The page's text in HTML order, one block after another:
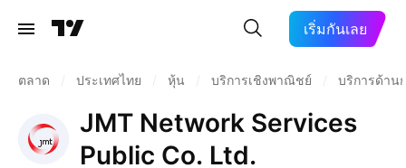
เริ่มกันเลย
ตลาด ประเทศไทย หุ้น บริการเชิงพาณิชย์ บริการด้าน
JMT Network Services
Public Co. Ltd.